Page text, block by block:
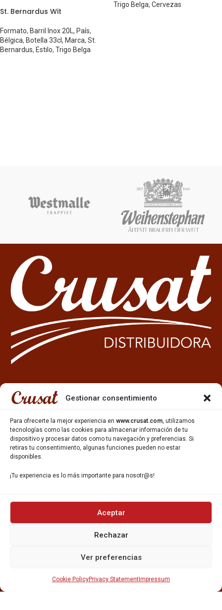
Gestionar consentimiento
Para ofrecerte la mejor experiencia en www.crusat.com, utilizamos
tecnologías como las cookies para almacenar información de tu
dispositivo y procesar datos como tu navegación y preferencias. Si
retiras tu consentimiento, algunas funciones pueden no estar
disponibles.
¡Tu experiencia es lo más importante para nosotr@s!
Aceptar
Rechazar
Ver preferencias
Cookie PolicyPrivacy Statement Impressum
St. Bernardus Wit
Formato, Barril Inox 20L, País,
Bélgica, Botella 33cl, Marca, St.
Bernardus, Estilo, Trigo Belga
Trigo Belga, Cervezas
933 35 49 63
Carrer Miquel Servet 10-12,
CARTAS DE CERVEZAS Y VINO
SERVICIO TÉCNICO